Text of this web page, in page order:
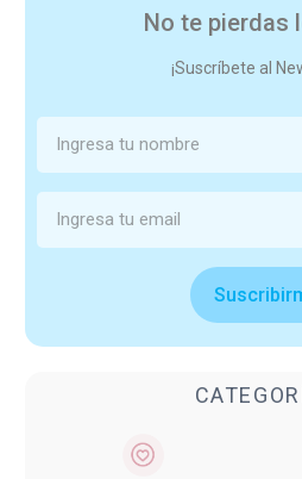
No te pierdas
¡Suscríbete al